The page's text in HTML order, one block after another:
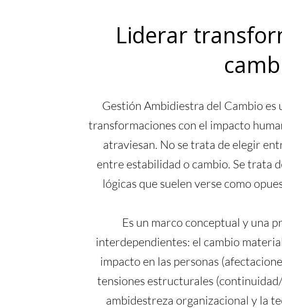
Liderar
Gestión Ambidiestra del Cambio
transformaciones con el impacto
atraviesan. No se trata de elegir
entre estabilidad o cambio. Se trata
lógicas que suelen verse como
Es un marco conceptual y una
interdependientes: el cambio
impacto en las personas
tensiones estructurales
ambidestreza organizacional y la